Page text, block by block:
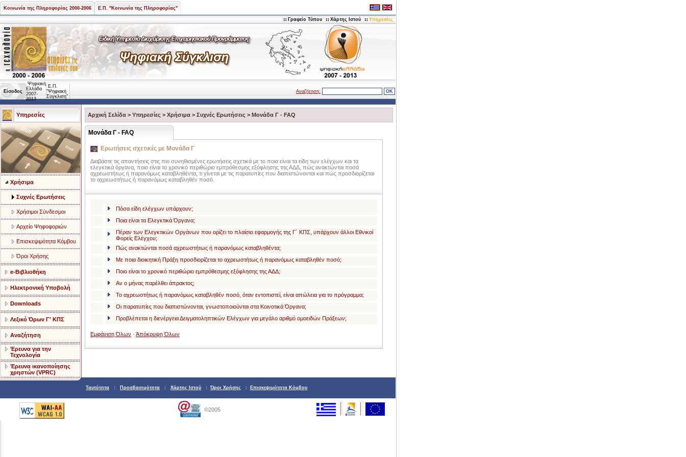
Κοινωνία της Πληροφορίας 2000-2006 Ε.Π. "Κοινωνία της Πληροφορίας"
Γραφείο Τύπου Χάρτης Ιστού Υπηρεσίες
Είσοδος
Ψηφιακή
Ελλάδα
2007-
2013
Ε.Π.
"Ψηφιακή
Σύγκλιση"
Αναζήτηση:
Υπηρεσίες
Χρήσιμα
Συχνές Ερωτήσεις
Χρήσιμοι Σύνδεσμοι
Αρχείο Ψηφοφοριών
Επισκεψιμότητα Κόμβου
Όροι Χρήσης
e-Βιβλιοθήκη
Ηλεκτρονική Υποβολή
Downloads
Λεξικό Όρων Γ' ΚΠΣ
Αναζήτηση
Έρευνα για την
Τεχνολογία
Έρευνα ικανοποίησης
χρηστών (VPRC)
Αρχική Σελίδα > Υπηρεσίες > Χρήσιμα > Συχνές Ερωτήσεις > Μονάδα Γ - FAQ
Μονάδα Γ - FAQ
Ερωτήσεις σχετικές με Μονάδα Γ
Διαβάστε τις απαντήσεις στις πιο συνηθισμένες ερωτήσεις σχετικά με το ποια είναι τα είδη των ελέγχων και τα
ελεγκτικά όργανα, ποιο είναι το χρονικό περιθώριο εμπρόθεσμης εξόφλησης της ΑΔΔ, πώς ανακτώνται ποσά
αχρεωστήτως ή παρανόμως καταβληθέντα, τι γίνεται με τις παρατυπίες που διαπιστώνονται και πώς προσδιορίζεται
το αχρεωστήτως ή παρανόμως καταβληθέν ποσό.
Πόσα είδη ελέγχων υπάρχουν;
Ποια είναι τα Ελεγκτικά Όργανα;
Πέραν των Ελεγκτικών Οργάνων που ορίζει το πλαίσιο εφαρμογής της Γ΄ ΚΠΣ, υπάρχουν άλλοι Εθνικοί
Φορείς Ελέγχου;
Πώς ανακτώνται ποσά αχρεωστήτως ή παρανόμως καταβληθέντα;
Με ποια διοικητική Πράξη προσδιορίζεται το αχρεωστήτως ή παρανόμως καταβληθέν ποσό;
Ποιο είναι το χρονικό περιθώριο εμπρόθεσμης εξόφλησης της ΑΔΔ;
Αν ο μήνας παρέλθει άπρακτος;
Το αχρεωστήτως ή παρανόμως καταβληθέν ποσό, όταν εντοπιστεί, είναι απώλεια για το πρόγραμμα;
Οι παρατυπίες που διαπιστώνονται, γνωστοποιούνται στα Κοινοτικά Όργανα;
Προβλέπεται η διενέργεια Δειγματοληπτικών Ελέγχων για μεγάλο αριθμό ομοειδών Πράξεων;
Εμφάνιση Όλων - Άπόκρυψη Όλων
Ταυτότητα : Προσβασιμότητα : Χάρτης Ιστού : Όροι Χρήσης : Επισκεψιμότητα Κόμβου
©2005